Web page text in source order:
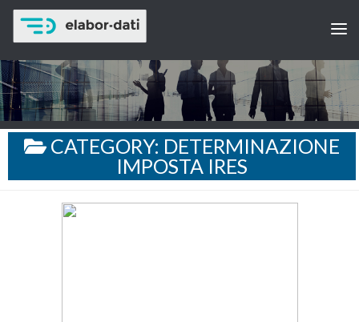
CATEGORY: DETERMINAZIONE
IMPOSTA IRES